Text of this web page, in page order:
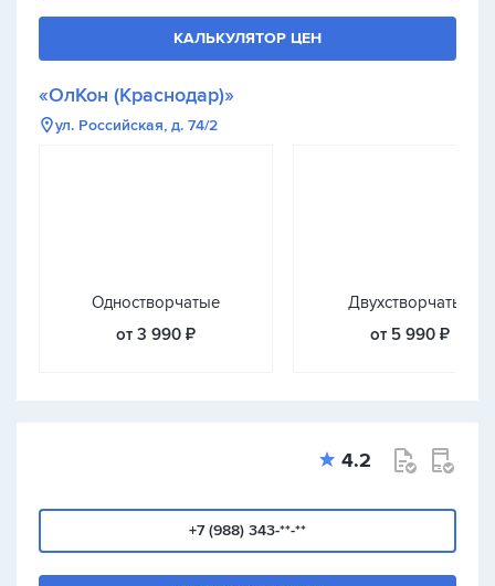
КАЛЬКУЛЯТОР ЦЕН
«ОлКон (Краснодар)»
ул. Российская, д. 74/2
Одностворчатые
от 3 990 ₽
Двухстворчатые
от 5 990 ₽
4.2
+7 (988) 343-**-**